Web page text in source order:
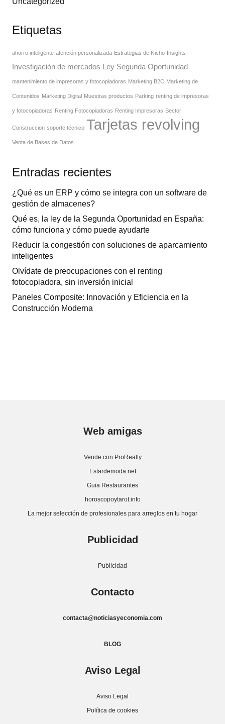
Etiquetas
ahorro inteligente atención personalizada Estrategias de Nicho Insights
Investigación de mercados Ley Segunda Oportunidad
mantenimiento de impresoras y fotocopiadoras Marketing B2C Marketing de
Contenidos Marketing Digital Muestras productos Parking renting de impresoras
y fotocopiadoras Renting Fotocopiadoras Renting Impresoras Sector
Construccion soporte técnico Tarjetas revolving
Venta de Bases de Datos
Entradas recientes
¿Qué es un ERP y cómo se integra con un software de
gestión de almacenes?
Qué es, la ley de la Segunda Oportunidad en España:
cómo funciona y cómo puede ayudarte
Reducir la congestión con soluciones de aparcamiento
inteligentes
Olvídate de preocupaciones con el renting
fotocopiadora, sin inversión inicial
Paneles Composite: Innovación y Eficiencia en la
Construcción Moderna
Web amigas
Vende con ProRealty
Estardemoda.net
Guia Restaurantes
horoscopoytarot.info
La mejor selección de profesionales para arreglos en tu hogar
Publicidad
Publicidad
Contacto
contacta@noticiasyeconomia.com
BLOG
Aviso Legal
Aviso Legal
Política de cookies